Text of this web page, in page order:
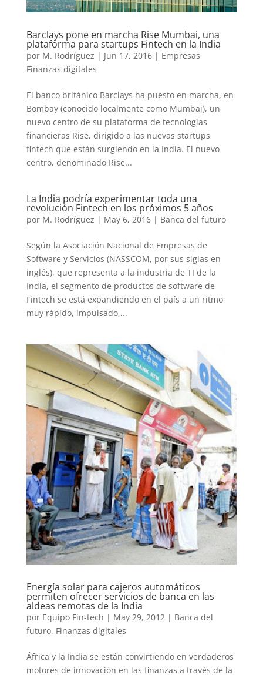
Barclays pone en marcha Rise Mumbai, una
plataforma para startups Fintech en la India
por M. Rodríguez | Jun 17, 2016| Empresas,
Finanzas digitales
El banco británico Barclays ha puesto en marcha, en
Bombay (conocido localmente como Mumbai), un
nuevo centro de su plataforma de tecnologías
financieras Rise, dirigido a las nuevas startups
fintech que están surgiendo en la India. El nuevo
centro, denominado Rise...
La India podría experimentar toda una
revolución Fintech en los próximos 5 años
por M. Rodríguez | May 6, 2016| Banca del futuro
Según la Asociación Nacional de Empresas de
Software y Servicios (NASSCOM, por sus siglas en
inglés), que representa a la industria de TI de la
India, el segmento de productos de software de
Fintech se está expandiendo en el país a un ritmo
muy rápido, impulsado,...
Energía solar para cajeros automáticos
permiten ofrecer servicios de banca en las
aldeas remotas de la India
por Equipo Fin-tech | May 29, 2012| Banca del
futuro, Finanzas digitales
África y la India se están convirtiendo en verdaderos
motores de innovación en las finanzas a través de la